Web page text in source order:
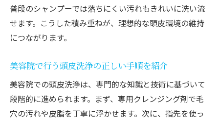
普段のシャンプーでは落ちにくい汚れもきれいに洗い流
せます。こうした積み重ねが、理想的な頭皮環境の維持
につながります。
美容院で行う頭皮洗浄の正しい手順を紹介
美容院での頭皮洗浄は、専門的な知識と技術に基づいて
段階的に進められます。まず、専用クレンジング剤で毛
穴の汚れや皮脂を丁寧に浮かせます。次に、指先を使っ